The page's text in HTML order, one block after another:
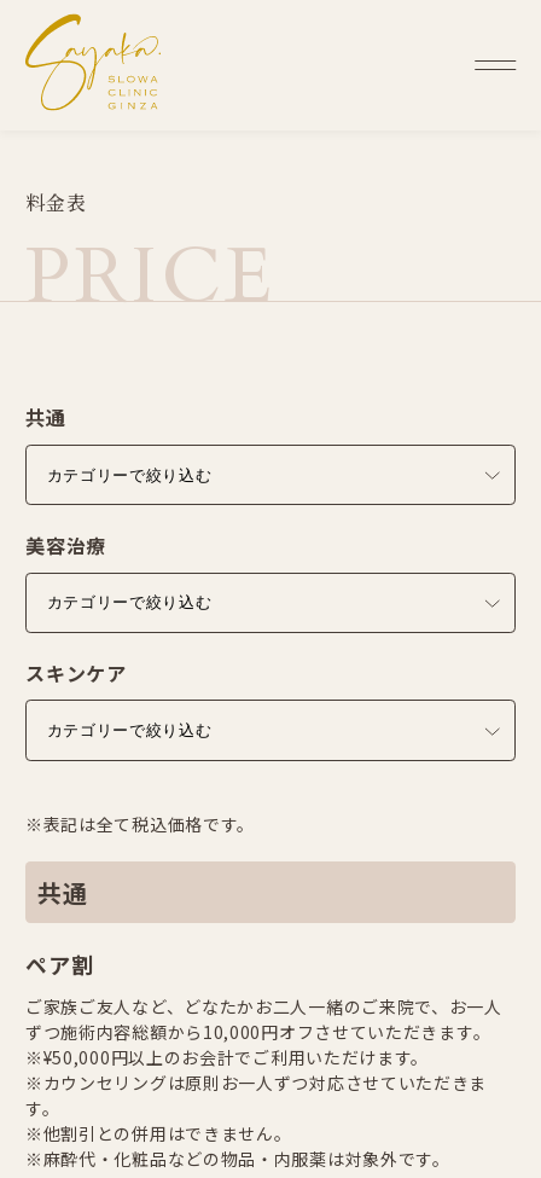
料金表
PRICE
※表記は全て税込価格です。
共通
ペア割
ご家族ご友人など、どなたかお二人一緒のご来院で、お一人
ずつ施術内容総額から10,000円オフさせていただきます。
※¥50,000円以上のお会計でご利用いただけます。
※カウンセリングは原則お一人ずつ対応させていただきま
す。
※他割引との併用はできません。
※麻酔代・化粧品などの物品・内服薬は対象外です。
共通
美容治療
スキンケア